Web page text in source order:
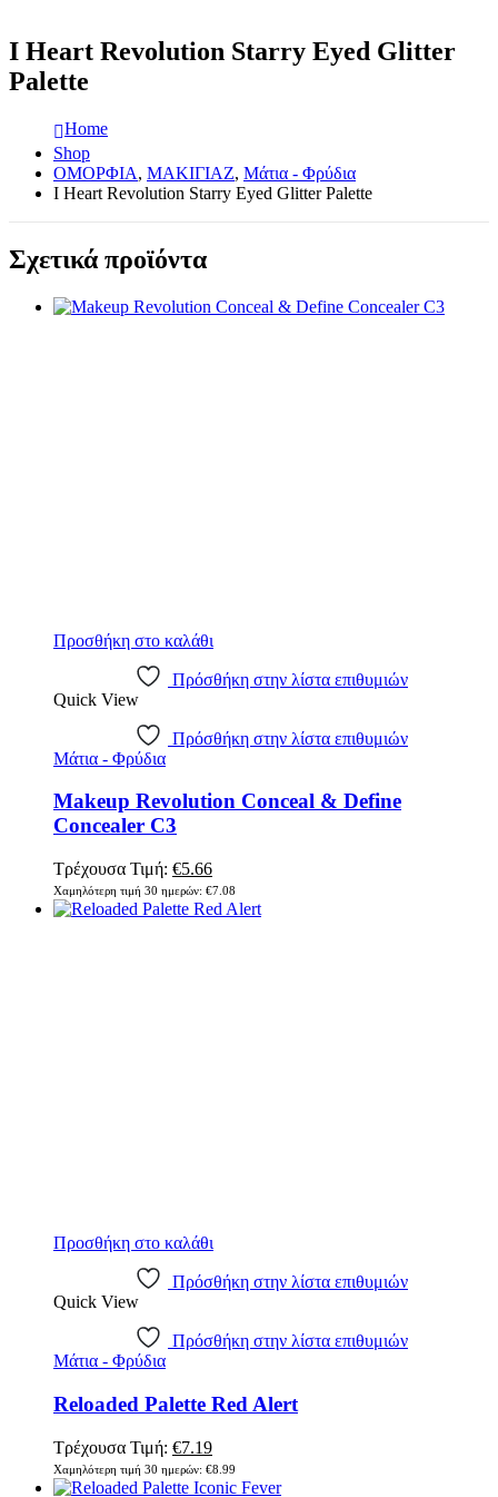
I Heart Revolution Starry Eyed Glitter
Palette
Home
Shop
ΟΜΟΡΦΙΑ, ΜΑΚΙΓΙΑΖ, Μάτια - Φρύδια
I Heart Revolution Starry Eyed Glitter Palette
Σχετικά προϊόντα
Προσθήκη στο καλάθι
Πρόσθήκη στην λίστα επιθυμιών
Quick View
Πρόσθήκη στην λίστα επιθυμιών
Μάτια - Φρύδια
Makeup Revolution Conceal & Define
Concealer C3
Τρέχουσα Τιμή: Original
price
was:
€5.66Η
τρέχουσα
τιμή
Χαμηλότερη τιμή 30 ημερών: €7.08
Προσθήκη στο καλάθι
Πρόσθήκη στην λίστα επιθυμιών
Quick View
Πρόσθήκη στην λίστα επιθυμιών
Μάτια - Φρύδια
Reloaded Palette Red Alert
Τρέχουσα Τιμή: Original
price
was:
€7.19Η
τρέχουσα
τιμή
Χαμηλότερη τιμή 30 ημερών: €8.99